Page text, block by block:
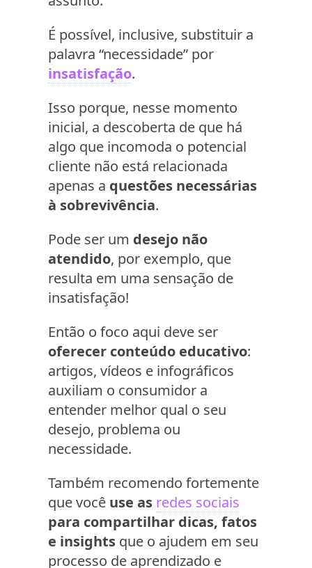
É possível, inclusive, substituir a
palavra “necessidade” por
insatisfação.
Isso porque, nesse momento
inicial, a descoberta de que há
algo que incomoda o potencial
cliente não está relacionada
apenas a questões necessárias
à sobrevivência.
Pode ser um desejo não
atendido, por exemplo, que
resulta em uma sensação de
insatisfação!
Então o foco aqui deve ser
oferecer conteúdo educativo:
artigos, vídeos e infográficos
auxiliam o consumidor a
entender melhor qual o seu
desejo, problema ou
necessidade.
Também recomendo fortemente
que você use as redes sociais
para compartilhar dicas, fatos
e insights que o ajudem em seu
processo de aprendizado e